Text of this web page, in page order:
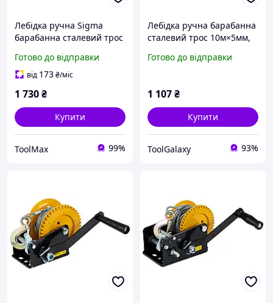
Лебідка ручна Sigma
барабанна сталевий трос
Готово до відправки
від 173₴/міс
1 730₴
Купити
ToolMax 99%
Лебідка ручна барабанна
сталевий трос 10м×5мм,
Готово до відправки
1 107₴
Купити
ToolGalaxy 93%